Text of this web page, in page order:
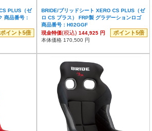
PLUS（ゼ
商品番号：
ポイント5倍
BRIDE/ブリッドシート XERO CS PLUS（ゼ
ロ CS プラス） FRP製 グラデーションロゴ
商品番号：H02GGF
現金特価(税込) 144,925 円 ポイント5倍
本体価格 170,500 円